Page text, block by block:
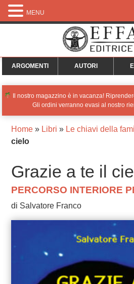
ARGOMENTI AUTORI
Il nostro magazzino è in vacanza!
Gli ordini verranno evasi al nostro
Home» Libri » Le chiavi della
cielo
Grazie a te il
PERCORSO INTERIORE
di Salvatore Franco
MENU